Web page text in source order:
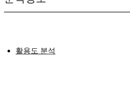
활용도 분석